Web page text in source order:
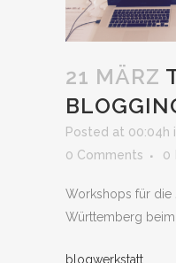
21 MÄRZ
Posted at 00:04h
0 Comments
0
Workshops für die
Württemberg
blogwerkstatt